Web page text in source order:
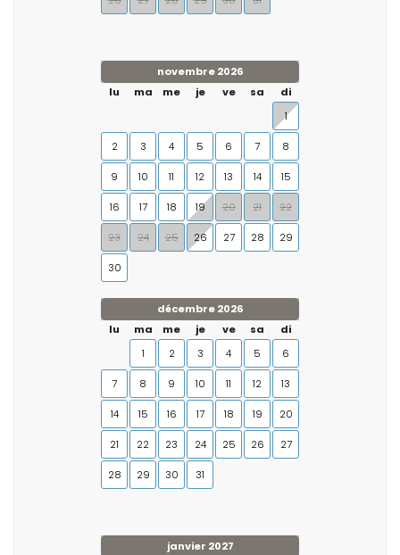
novembre 2026
lu
ma me je ve sa
di
1
2 3 4 5 6 7 8
9 10 11 12 13 14 15
16 17 18 19 20 21 22
23 24 25 26 27 28 29
30
décembre 2026
lu
ma me je ve sa
di
1
2 3 4 5 6
7 8 9 10 11 12 13
14 15 16 17 18 19 20
21 22 23 24 25 26 27
28 29 30 31
janvier 2027